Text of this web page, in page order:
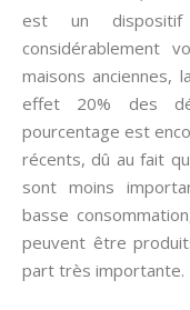
est un
considérablement
maisons anciennes,
effet 20% des
pourcentage est
récents, dû au fait
sont moins
basse
peuvent être
part très importante.